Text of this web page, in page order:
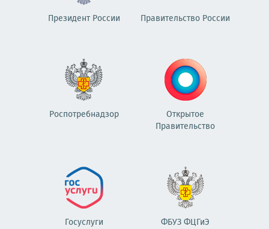
Президент России Правительство России
Роспотребнадзор
Открытое
Правительство
Госуслуги ФБУЗ ФЦГиЭ